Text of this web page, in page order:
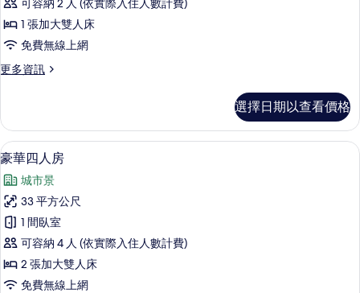
房
的
有
片
可容納 2 人 (依實際入住人數計費)
1 張加大雙人床
免費無線上網
更多資訊
更
套
房
的
情
選擇日期以查看價格
顯
示
豪
華
四
人
房
14
豪華四人房
城市景
33 平方公尺
1 間臥室
可容納 4 人 (依實際入住人數計費)
2 張加大雙人床
免費無線上網